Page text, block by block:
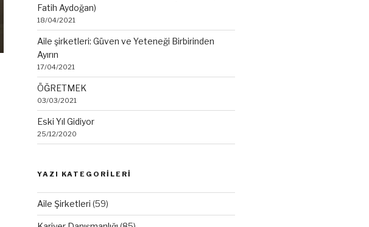
Fatih Aydoğan)
18/04/2021
Aile şirketleri: Güven ve Yeteneği Birbirinden
Ayırın
17/04/2021
ÖĞRETMEK
03/03/2021
Eski Yıl Gidiyor
25/12/2020
YAZI KATEGORİLERİ
Aile Şirketleri (59)